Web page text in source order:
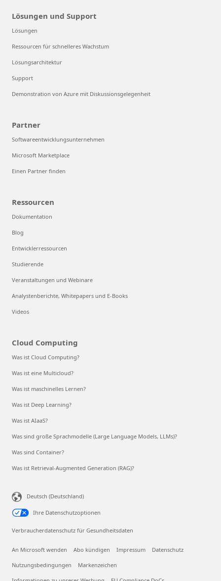
Lösungen und Support
Lösungen
Ressourcen für schnelleres Wachstum
Lösungsarchitektur
Support
Demonstration von Azure mit Diskussionsgelegenheit
Partner
Softwareentwicklungsunternehmen
Microsoft Marketplace
Einen Partner finden
Ressourcen
Dokumentation
Blog
Entwicklerressourcen
Studierende
Veranstaltungen und Webinare
Analystenberichte, Whitepapers und E-Books
Videos
Cloud Computing
Was ist Cloud Computing?
Was ist eine Multicloud?
Was ist maschinelles Lernen?
Was ist Deep Learning?
Was ist AIaaS?
Was sind große Sprachmodelle (Large Language Models, LLMs)?
Was sind Container?
Was ist Retrieval-Augmented Generation (RAG)?
Deutsch (Deutschland)
Ihre Datenschutzoptionen
Verbraucherdatenschutz für Gesundheitsdaten
An Microsoft wenden Abo kündigen Impressum Datenschutz
Nutzungsbedingungen Markenzeichen